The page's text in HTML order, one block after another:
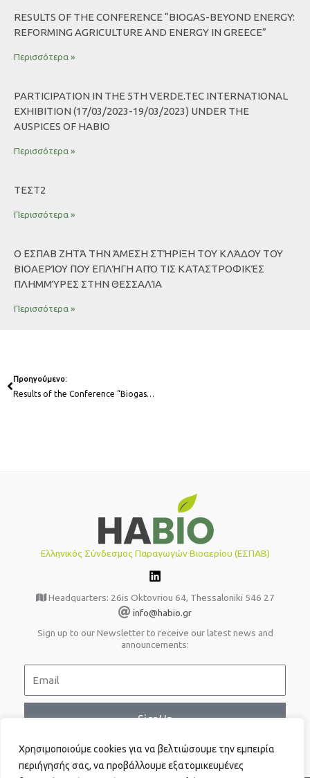
Χρησιμοποιούμε cookies για να βελτιώσουμε την εμπειρία
περιήγησής σας, να προβάλλουμε εξατομικευμένες
RESULTS OF THE CONFERENCE “BIOGAS-BEYOND ENERGY:
REFORMING AGRICULTURE AND ENERGY IN GREECE”
Περισσότερα »
PARTICIPATION IN THE 5TH VERDE.TEC INTERNATIONAL
EXHIBITION (17/03/2023-19/03/2023) UNDER THE
AUSPICES OF HABIO
Περισσότερα »
ΤΕΣΤ2
Περισσότερα »
Ο ΕΣΠΑΒ ΖΗΤΆ ΤΗΝ ΆΜΕΣΗ ΣΤΉΡΙΞΗ ΤΟΥ ΚΛΆΔΟΥ ΤΟΥ
ΒΙΟΑΕΡΊΟΥ ΠΟΥ ΕΠΛΉΓΗ ΑΠΌ ΤΙΣ ΚΑΤΑΣΤΡΟΦΙΚΈΣ
ΠΛΗΜΜΎΡΕΣ ΣΤΗΝ ΘΕΣΣΑΛΊΑ
Περισσότερα »
Prev
Προηγούμενο:
Results of the Conference “Biogas-Beyond Energy: Reforming Agriculture and Energy in Greece”
Ελληνικός Σύνδεσμος Παραγωγών Βιοαερίου (ΕΣΠΑΒ)
Headquarters: 26is Oktovriou 64, Thessaloniki 546 27
info@habio.gr
Sign up to our Newsletter to receive our latest news and
announcements:
a
i
SignUp